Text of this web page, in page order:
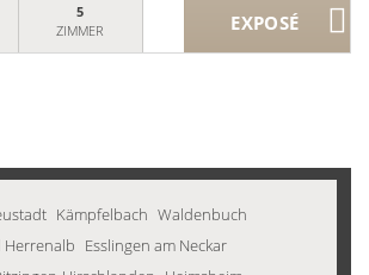
5
ZIMMER
Kämpfelbach Waldenbuch
Herrenalb Esslingen am Neckar